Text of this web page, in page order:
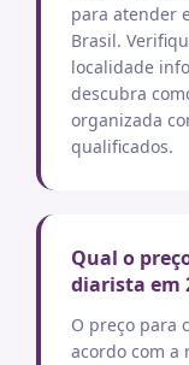
para atender
Brasil.
localidade
descubra
organizada
qualificados.
Qual o
diarista em
O preço para
acordo com a